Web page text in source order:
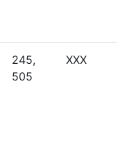
245,
505
XXX